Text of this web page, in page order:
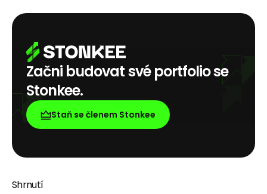
Začni budovat své portfolio se
Stonkee.
Staň se členem Stonkee
Shrnutí